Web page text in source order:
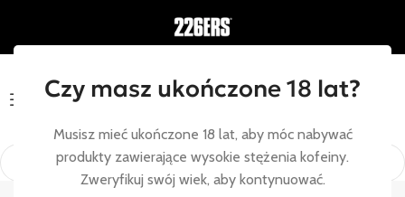
Czy masz ukończone 18 lat?
Musisz mieć ukończone 18 lat, aby móc nabywać
produkty zawierające wysokie stężenia kofeiny.
Zweryfikuj swój wiek, aby kontynuować.
Menu
Strona główna/Opakowania zbiorcze